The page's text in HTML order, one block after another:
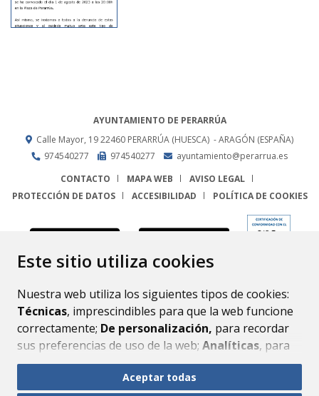
Este sitio utiliza cookies
Nuestra web utiliza los siguientes tipos de cookies:
Técnicas, imprescindibles para que la web funcione
correctamente; De personalización, para recordar
sus preferencias de uso de la web; Analíticas, para
mejorar el funcionamiento de la web y sus servicios.
Si acepta pulsando el botón“Aceptar todas”
Aceptar todas
AYUNTAMIENTO DE PERARRÚA
Calle Mayor, 1922460 PERARRÚA (HUESCA) - ARAGÓN (ESPAÑA)
974540277
974540277
ayuntamiento@perarrua.es
CONTACTO
MAPA WEB
AVISO LEGAL
PROTECCIÓN DE DATOS
ACCESIBILIDAD POLÍTICA DE COOKIES